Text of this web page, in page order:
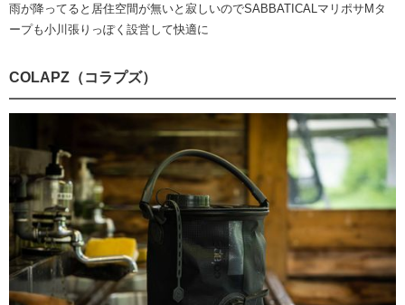
雨が降ってると居住空間が無いと寂しいのでSABBATICALマリポサMタ
ープも小川張りっぽく設営して快適に
COLAPZ（コラプズ）